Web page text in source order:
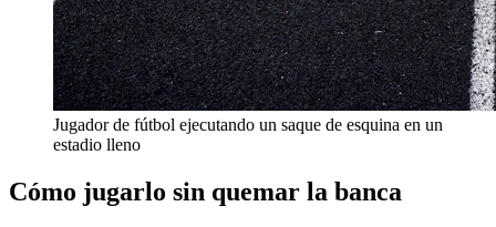
Jugador de fútbol ejecutando un saque de esquina en un
estadio lleno
Cómo jugarlo sin quemar la banca